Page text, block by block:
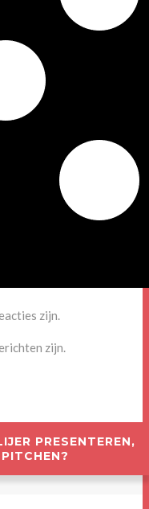
zijn.
zijn.
PRESENTEREN,